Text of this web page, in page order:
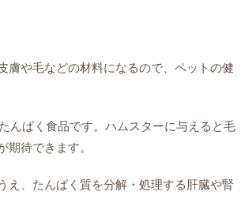
膚や毛などの材料になるので、ペットの健
んぱく食品です。ハムスターに与えると毛
待できます。
え、たんぱく質を分解・処理する肝臓や腎